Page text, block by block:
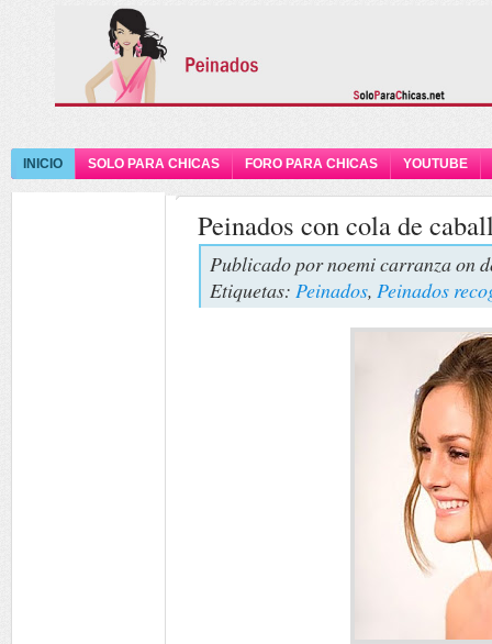
INICIO SOLO PARA CHICAS FORO PARA CHICAS YOUTUBE
Peinados con cola de
Publicado pornoemi carranzaon
Etiquetas: Peinados, Peinados